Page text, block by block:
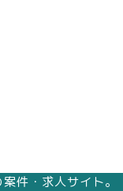
件・求人サイト。